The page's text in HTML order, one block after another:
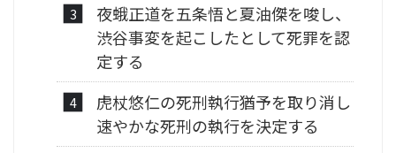
夜蛾正道を五条悟と夏油傑を唆し、
渋谷事変を起こしたとして死罪を認
定する
虎杖悠仁の死刑執行猶予を取り消し
速やかな死刑の執行を決定する